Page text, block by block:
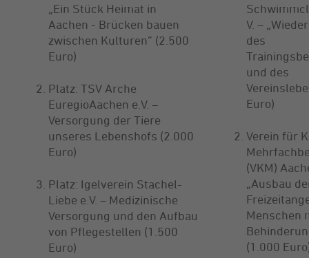
„Ein Stück Heimat in
Aachen - Brücken bauen
zwischen Kulturen“ (2.500
Euro)
Platz: TSV Arche
EuregioAachen e.V. –
Versorgung der Tiere
unseres Lebenshofs (2.000
Euro)
Platz: Igelverein Stachel-
Liebe e.V. – Medizinische
Versorgung und den Aufbau
von Pflegestellen (1.500
Euro)
V. –
des
und des
Euro)
Verein für
(VKM)
„Ausbau
Menschen
(1.000